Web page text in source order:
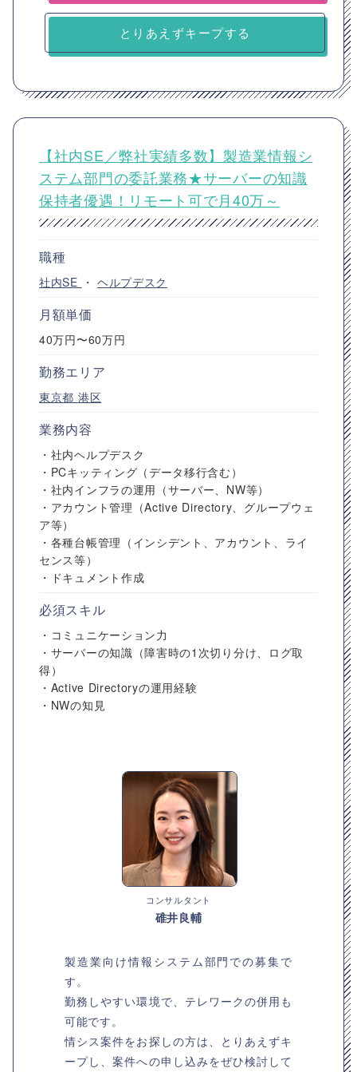
とりあえずキープする
【社内SE／弊社実績多数】製造業情報シ
ステム部門の委託業務★サーバーの知識
保持者優遇！リモート可で月40万～
職種
社内SE ・ ヘルプデスク
月額単価
40万円〜60万円
勤務エリア
東京都 港区
業務内容
・社内ヘルプデスク
・PCキッティング（データ移行含む）
・社内インフラの運用（サーバー、NW等）
・アカウント管理（Active Directory、グループウェ
ア等）
・各種台帳管理（インシデント、アカウント、ライ
センス等）
・ドキュメント作成
必須スキル
・コミュニケーション力
・サーバーの知識（障害時の1次切り分け、ログ取
得）
・Active Directoryの運用経験
・NWの知見
コンサルタント
碓井良輔
製造業向け情報システム部門での募集で
す。
勤務しやすい環境で、テレワークの併用も
可能です。
情シス案件をお探しの方は、とりあえずキ
ープし、案件への申し込みをぜひ検討して